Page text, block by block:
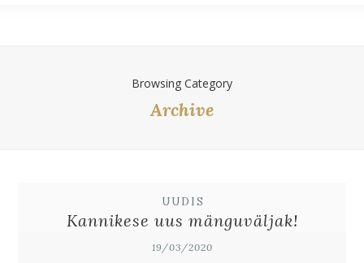
Browsing Category
Archive
UUDIS
Kannikese uus mänguväljak!
19/03/2020